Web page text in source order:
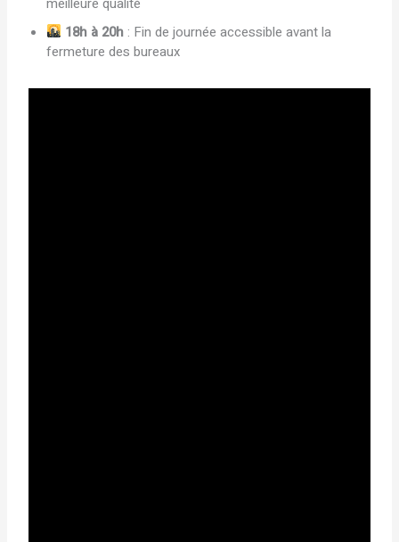
18h à 20h : Fin de journée accessible avant la
fermeture des bureaux